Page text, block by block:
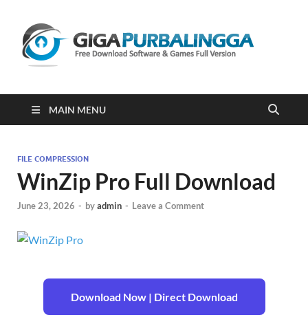
2023
MAIN MENU
FILE COMPRESSION
WinZip Pro Full Download
June 23, 2026 - byadmin - Leave a Comment
Download Now | Direct Download